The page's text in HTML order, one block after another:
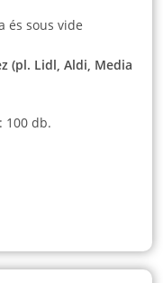
és sous vide
(pl. Lidl, Aldi, Media
100 db.